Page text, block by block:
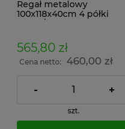
Regał metalowy
100x118x40cm 4 półki
100kg/p malowany
dokumenty w archiwum i
do magazynu
565,80 zł
Cena netto: 460,00 zł
- +
szt.